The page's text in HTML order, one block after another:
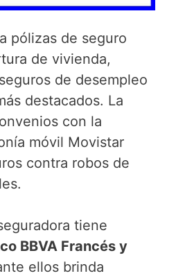
pólizas de seguro
de vivienda,
de desempleo
destacados. La
con la
móvil Movistar
contra robos de
tiene
BBVA Francés y
ellos brinda